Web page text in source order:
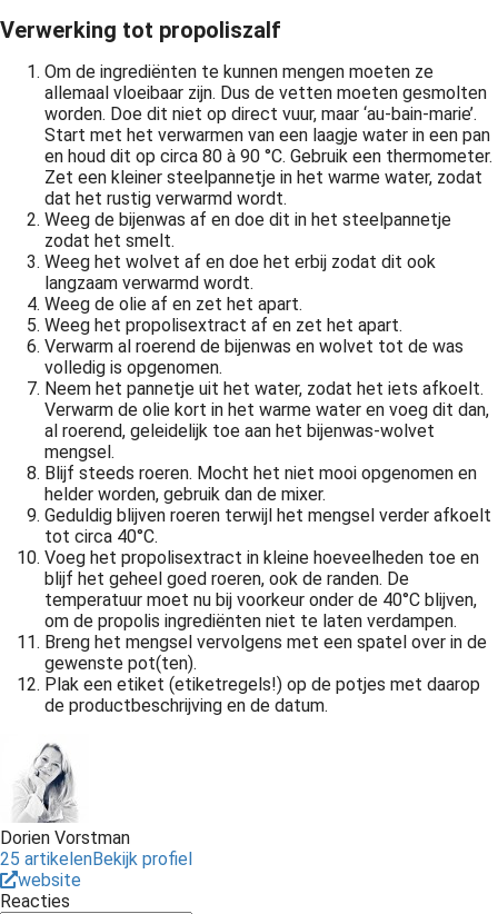
Verwerking tot propoliszalf
Om de ingrediënten te kunnen mengen moeten ze
allemaal vloeibaar zijn. Dus de vetten moeten gesmolten
worden. Doe dit niet op direct vuur, maar ‘au-bain-marie’.
Start met het verwarmen van een laagje water in een pan
en houd dit op circa 80 à 90 °C. Gebruik een thermometer.
Zet een kleiner steelpannetje in het warme water, zodat
dat het rustig verwarmd wordt.
Weeg de bijenwas af en doe dit in het steelpannetje
zodat het smelt.
Weeg het wolvet af en doe het erbij zodat dit ook
langzaam verwarmd wordt.
Weeg de olie af en zet het apart.
Weeg het propolisextract af en zet het apart.
Verwarm al roerend de bijenwas en wolvet tot de was
volledig is opgenomen.
Neem het pannetje uit het water, zodat het iets afkoelt.
Verwarm de olie kort in het warme water en voeg dit dan,
al roerend, geleidelijk toe aan het bijenwas-wolvet
mengsel.
Blijf steeds roeren. Mocht het niet mooi opgenomen en
helder worden, gebruik dan de mixer.
Geduldig blijven roeren terwijl het mengsel verder afkoelt
tot circa 40°C.
Voeg het propolisextract in kleine hoeveelheden toe en
blijf het geheel goed roeren, ook de randen. De
temperatuur moet nu bij voorkeur onder de 40°C blijven,
om de propolis ingrediënten niet te laten verdampen.
Breng het mengsel vervolgens met een spatel over in de
gewenste pot(ten).
Plak een etiket (etiketregels!) op de potjes met daarop
de productbeschrijving en de datum.
Dorien Vorstman
25 artikelenBekijk profiel
website
Reacties